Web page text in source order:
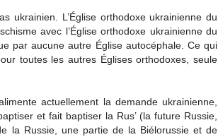
ukrainien. L’Église orthodoxe ukrainienne du
avec l’Église orthodoxe ukrainienne du
par aucune autre Église autocéphale. Ce qui
toutes les autres Églises orthodoxes, seule
actuellement la demande ukrainienne,
et fait baptiser la Rus’ (la future Russie,
la Russie, une partie de la Biélorussie et de